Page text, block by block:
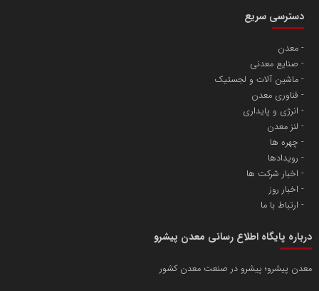
دسترسی سریع
معدن
صنایع معدنی
ماشین آلات و لجستیک
فناوری معدن
انرژی و پایداری
لنز معدن
چهره ها
رویدادها
اخبار شرکت ها
اخبار روز
ارتباط با ما
درباره پایگاه اطلاع رسانی معدن پیشرو
معدن پیشرو؛ پیشرو در صنعت معدن کشور